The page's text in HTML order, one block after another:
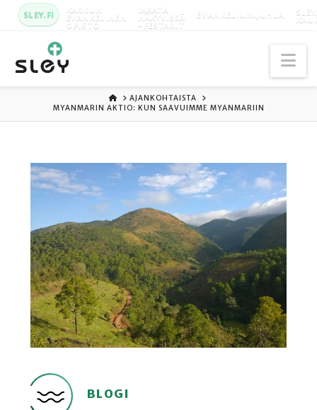
SLEY.FI KARKUN
EVANKELINEN
OPISTO
MAATA
NÄKYVISSÄ
-FESTARIT
EVANKELIUMIJUHLA
ETUSIVU
AJANKOHTAISTA
MYANMARIN AKTIO: KUN SAAVUIMME MYANMARIIN
BLOGI